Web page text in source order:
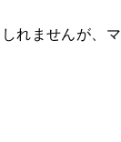
れませんが、マ